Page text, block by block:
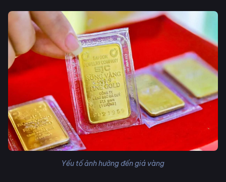
Yếu tố ảnh hưởng đến giá vàng